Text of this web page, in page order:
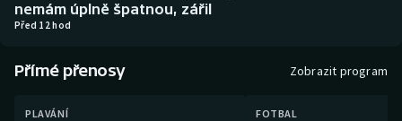
Boby a skeleton
Box
Curling
AZ kvíz
nemám úplně špatnou, zářil
Před 12 hod
Přímé přenosy Zobrazit program
PLAVÁNÍ FOTBAL